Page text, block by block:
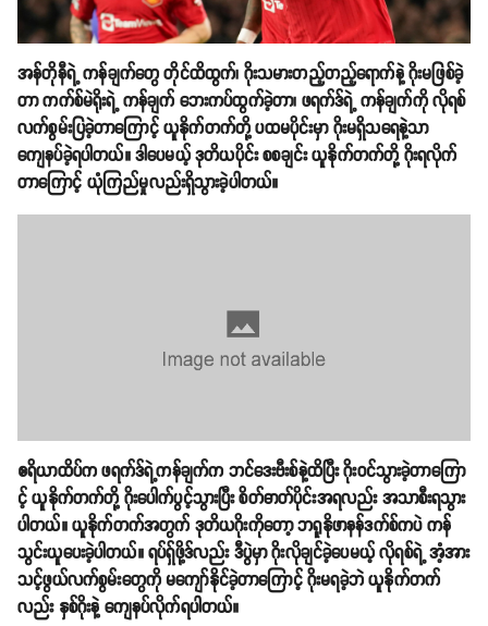
အန်တိုနီရဲ့ ကန်ချက်တွေ တိုင်ထိထွက်၊ ဂိုးသမားတည့်တည့်ရောက်နဲ့ ဂိုးမဖြစ်ခဲ့
တာ ကက်စ်မဲရိုးရဲ့ ကန်ချက် ဘေးကပ်ထွက်ခဲ့တာ၊ ဖရက်ဒ်ရဲ့ ကန်ချက်ကို လိုရစ်
လက်စွမ်းပြခဲ့တာကြောင့် ယူနိုက်တက်တို့ ပထမပိုင်းမှာ ဂိုးမရှိသရေနဲ့သာ
ကျေနပ်ခဲ့ရပါတယ်။ ဒါပေမယ့် ဒုတိယပိုင်း စစချင်း ယူနိုက်တက်တို့ ဂိုးရလိုက်
တာကြောင့် ယုံကြည်မှုလည်းရှိသွားခဲ့ပါတယ်။
ဧရိယာထိပ်က ဖရက်ဒ်ရဲ့ကန်ချက်က ဘင်ဒေးဗီးစ်နဲ့ထိပြီး ဂိုးဝင်သွားခဲ့တာကြော
င့် ယူနိုက်တက်တို့ ဂိုးပေါက်ပွင့်သွားပြီး စိတ်ဓာတ်ပိုင်းအရလည်း အသာစီးရသွား
ပါတယ်။ ယူနိုက်တက်အတွက် ဒုတိယဂိုးကိုတော့ ဘရူနိုဖာနန်ဒက်စ်ကပဲ ကန်
သွင်းယူပေးခဲ့ပါတယ်။ ရပ်ရှ်ဖို့ဒ်လည်း ဒီပွဲမှာ ဂိုးလိုချင်ခဲ့ပေမယ့် လိုရစ်ရဲ့ အံ့အား
သင့်ဖွယ်လက်စွမ်းတွေကို မကျော်နိုင်ခဲ့တာကြောင့် ဂိုးမရခဲ့ဘဲ ယူနိုက်တက်
လည်း နှစ်ဂိုးနဲ့ ကျေနပ်လိုက်ရပါတယ်။